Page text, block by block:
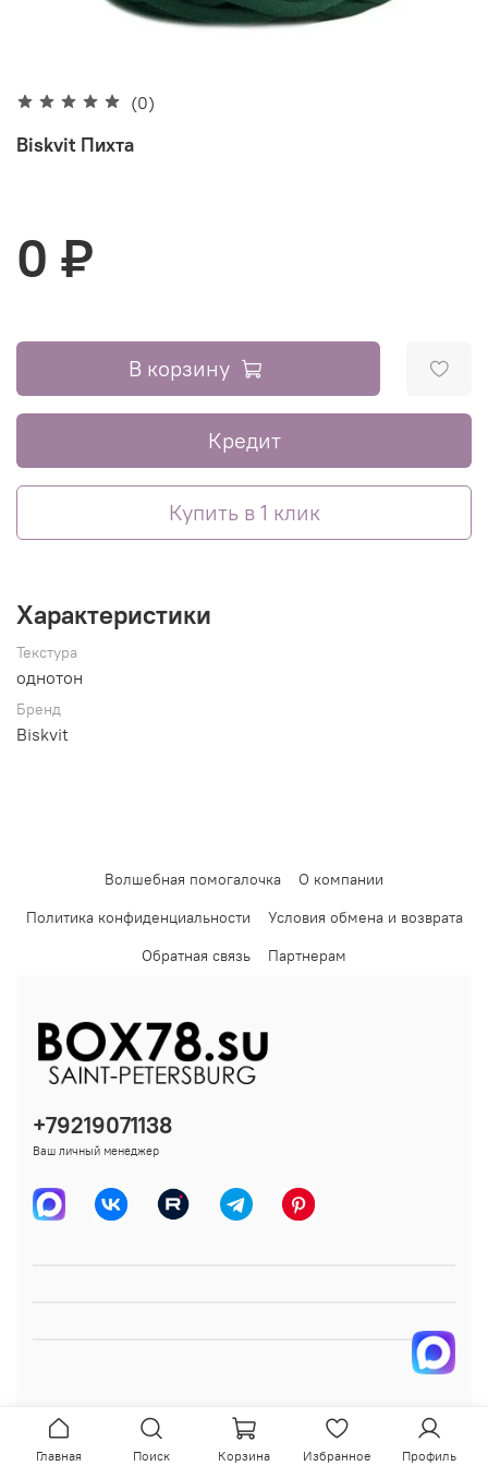
(0)
Biskvit Пихта
0 ₽
В корзину
Кредит
Купить в 1 клик
Характеристики
Текстура
однотон
Бренд
Biskvit
Волшебная помогалочка
О компании
Политика конфиденциальности
Условия обмена и возврата
Обратная связь
Партнерам
+79219071138
Ваш личный менеджер
Главная Поиск Корзина Избранное Профиль